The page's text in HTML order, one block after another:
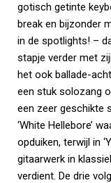
gotisch getinte
break en bijzonder
in de spotlights! –
stapje verder met
het ook ballade-
een stuk solozang
een zeer geschikte
‘White Hellebore’
opduiken, terwijl in
gitaarwerk in
verdient. De drie